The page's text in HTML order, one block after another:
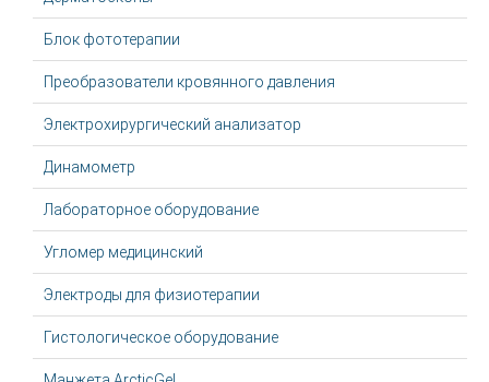
Блок фототерапии
Преобразователи кровянного давления
Электрохирургический анализатор
Динамометр
Лабораторное оборудование
Угломер медицинский
Электроды для физиотерапии
Гистологическое оборудование